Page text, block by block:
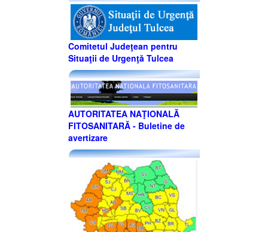
Comitetul Judeţean pentru
Situaţii de Urgenţă Tulcea
AUTORITATEA NAŢIONALĂ
FITOSANITARĂ - Buletine de
avertizare